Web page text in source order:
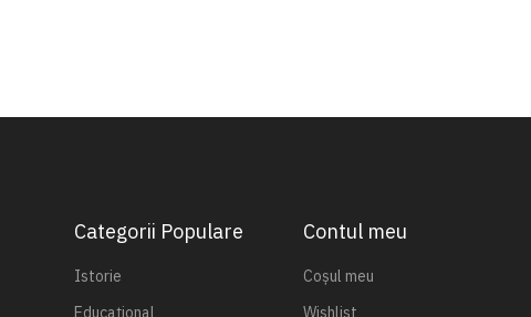
Categorii Populare
Istorie
Educațional
Contul meu
Coșul meu
Wishlist